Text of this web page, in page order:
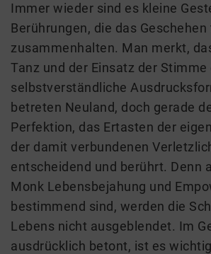
Immer wieder sind es kleine
Berührungen, die das Geschehen
zusammenhalten. Man merkt,
Tanz und der Einsatz der Stimme
selbstverständliche
betreten Neuland, doch gerade
Perfektion, das Ertasten der
der damit verbundenen
entscheidend und berührt. Denn
Monk Lebensbejahung und
bestimmend sind, werden die
Lebens nicht ausgeblendet. Im
ausdrücklich betont, ist es